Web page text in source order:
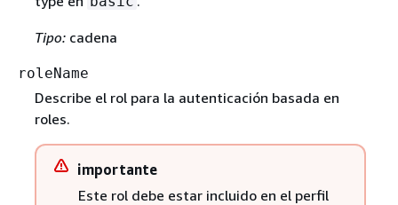
Tipo:cadena
roleName
Describe el rol para la autenticación basada en
roles.
importante
Este rol debe estar incluido en el perfil